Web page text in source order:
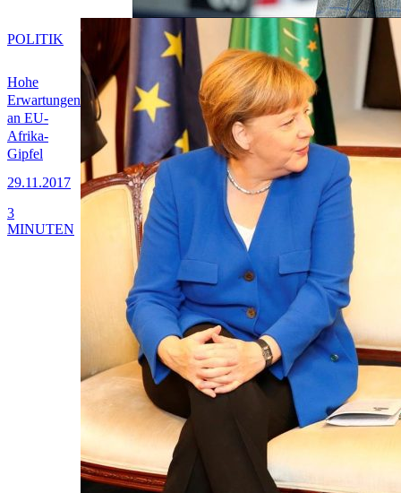
Hohe
Erwartungen
an EU-
Afrika-
Gipfel
29.11.2017
POLITIK
3
MINUTEN